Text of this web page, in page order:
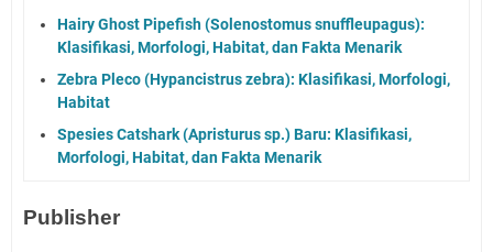
Hairy Ghost Pipefish (Solenostomus snuffleupagus):
Klasifikasi, Morfologi, Habitat, dan Fakta Menarik
Zebra Pleco (Hypancistrus zebra): Klasifikasi, Morfologi,
Habitat
Spesies Catshark (Apristurus sp.) Baru: Klasifikasi,
Morfologi, Habitat, dan Fakta Menarik
Publisher